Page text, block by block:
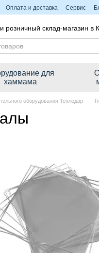
Оплата и доставка Сервис
розничный склад-магазин в
для
хаммама
оборудования Теплодар